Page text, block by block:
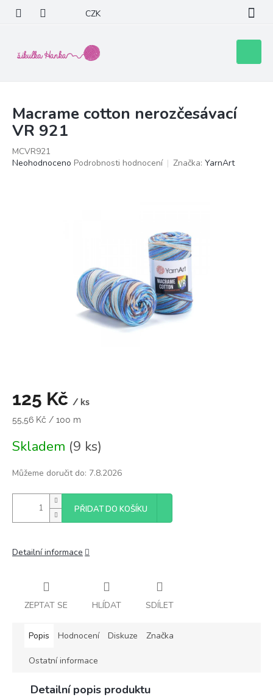
obsah
CZK
košík
Macrame cotton nerozčesávací
VR 921
MCVR921
Průměrné
Neohodnoceno Podrobnosti hodnocení Značka: YarnArt
125 Kč / ks
Měrná
55,56 Kč / 100 m
Skladem (9 ks)
Můžeme doručit do: 7.8.2026
PŘIDAT DO KOŠÍKU
Detailní informace
ZEPTAT SE HLÍDAT SDÍLET
Popis Hodnocení Diskuze Značka
Ostatní informace
Detailní popis produktu